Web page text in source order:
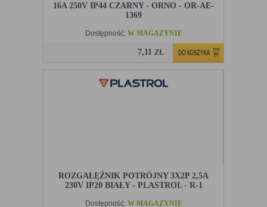
16A 250V IP44 CZARNY - ORNO - OR-AE-
1369
Dostępność: W MAGAZYNIE
7,11 ZŁ
ROZGAŁĘŹNIK POTRÓJNY 3X2P 2,5A
230V IP20 BIAŁY - PLASTROL - R-1
Dostępność: W MAGAZYNIE